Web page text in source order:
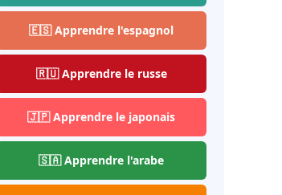
🇪🇸 Apprendre l'espagnol
🇷🇺 Apprendre le russe
🇯🇵 Apprendre le japonais
🇸🇦 Apprendre l'arabe